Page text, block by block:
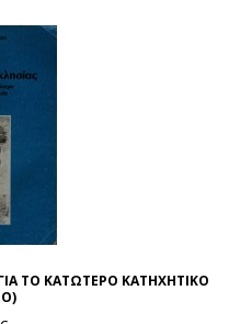
ΤΟ ΚΑΤΩΤΕΡΟ ΚΑΤΗΧΗΤΙΚΟ